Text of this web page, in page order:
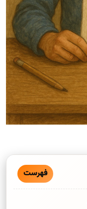
فهرست